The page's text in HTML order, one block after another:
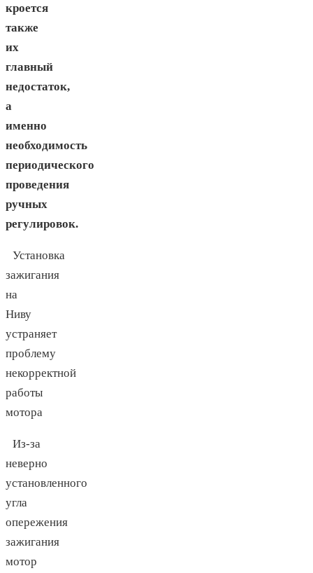
кроется
также
их
главный
недостаток,
а
именно
необходимость
периодического
проведения
ручных
регулировок.
Установка
зажигания
на
Ниву
устраняет
проблему
некорректной
работы
мотора
Из-за
неверно
установленного
угла
опережения
зажигания
мотор